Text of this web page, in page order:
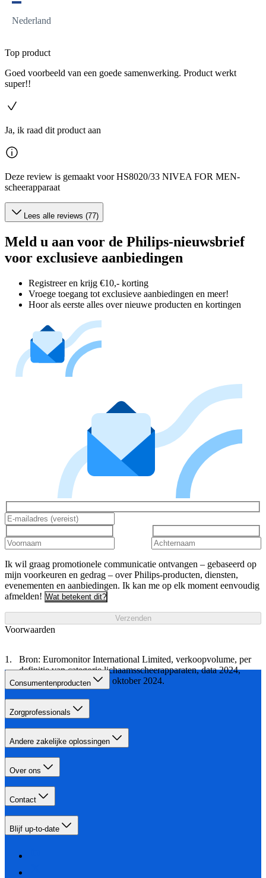
Nederland
Top product
Goed voorbeeld van een goede samenwerking. Product werkt
super!!
Ja, ik raad dit product aan
Deze review is gemaakt voor HS8020/33 NIVEA FOR MEN-
scheerapparaat
Lees alle reviews (77)
Meld u aan voor de Philips-nieuwsbrief
voor exclusieve aanbiedingen
Registreer en krijg €10,- korting
Vroege toegang tot exclusieve aanbiedingen en meer!
Hoor als eerste alles over nieuwe producten en kortingen
Ik wil graag promotionele communicatie ontvangen – gebaseerd op
mijn voorkeuren en gedrag – over Philips-producten, diensten,
evenementen en aanbiedingen. Ik kan me op elk moment eenvoudig
afmelden! Wat betekent dit?
Verzenden
Voorwaarden
Bron: Euromonitor International Limited, verkoopvolume, per
definitie van categorie lichaamsscheerapparaten, data 2024,
onderzoek uitgevoerd in oktober 2024.
Consumentenproducten
Zorgprofessionals
Andere zakelijke oplossingen
Over ons
Contact
Blijf up-to-date